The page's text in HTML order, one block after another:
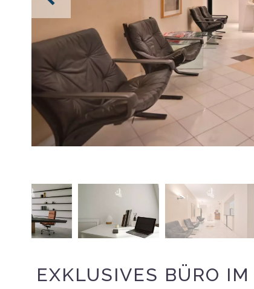
EXKLUSIVES BÜRO